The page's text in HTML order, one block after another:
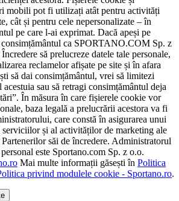
mobili pot fi utilizați atât pentru activități
cât și pentru cele nepersonalizate – în
pe care l-ai exprimat. Dacă apeși pe
ca SPORTANO.COM Sp. z
să prelucreze datele tale personale,
reclamelor afișate pe site și în afara
să dai consimțământul, vrei să limitezi
sau să retragi consimțământul deja
În măsura în care fișierele cookie vor
baza legală a prelucrării acestora va fi
care constă în asigurarea unui
și al activităților de marketing ale
săi de încredere. Administratorul
este Sportano.com Sp. z o.o.
Mai multe informații găsești în Politica
privind modulele cookie - Sportano.ro.